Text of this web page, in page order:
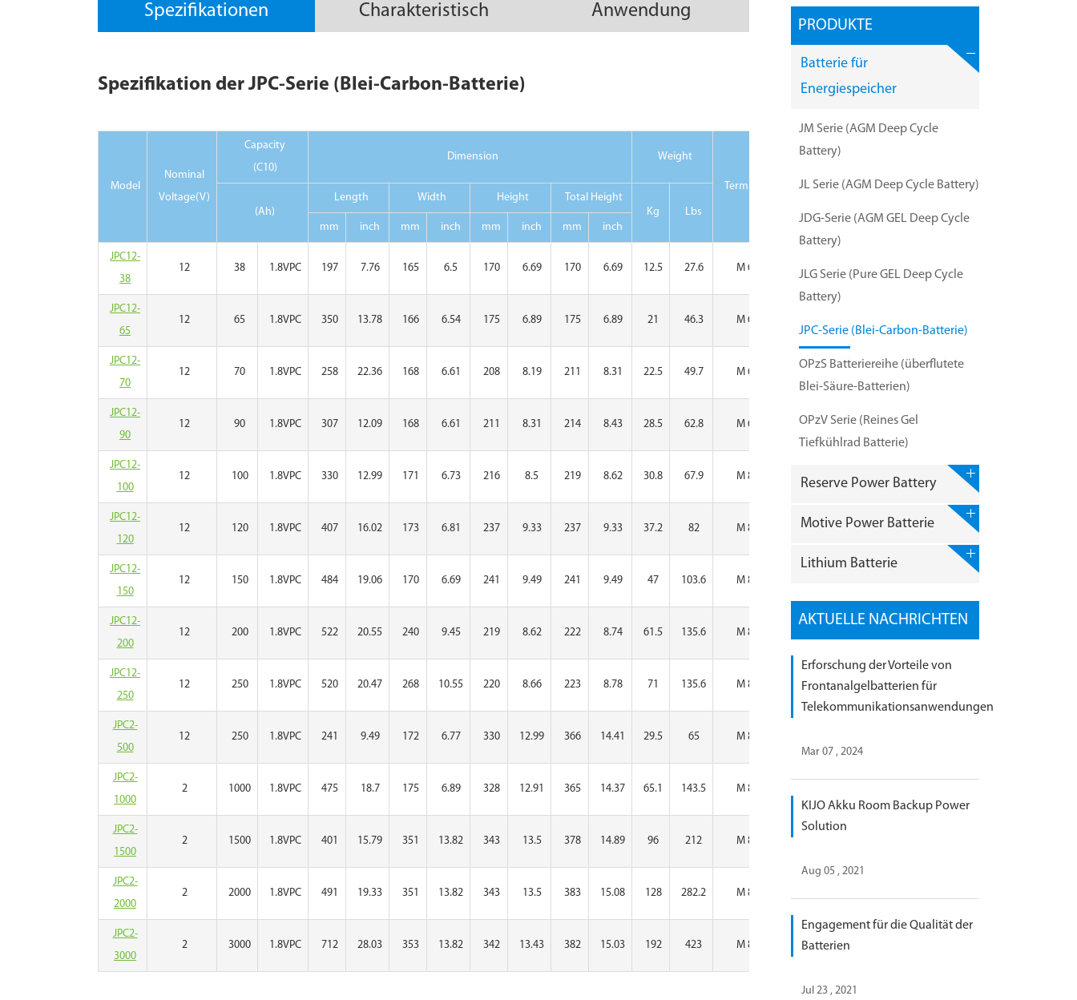
Spezifikationen Charakteristisch Anwendung
Spezifikation der JPC-Serie (Blei-Carbon-Batterie)
Model
Nominal
Voltage(V)
Capacity
(C10)
Dimension Weight
Terminal
(Ah)
Length Width Height
Total Height
Kg
Lbs
mm
inch mm inch mm inch mm inch
JPC12-
38
12 38 1.8VPC 197 7.76 165 6.5 170 6.69 170 6.69 12.5 27.6 M 6
JPC12-
65
12 65 1.8VPC 350 13.78 166 6.54 175 6.89 175 6.89 21 46.3 M 6
JPC12-
70
12 70 1.8VPC 258 22.36 168 6.61 208 8.19 211 8.31 22.5 49.7 M 6
JPC12-
90
12 90 1.8VPC 307 12.09 168 6.61 211 8.31 214 8.43 28.5 62.8 M 6
JPC12-
100
12 100 1.8VPC 330 12.99 171 6.73 216 8.5 219 8.62 30.8 67.9 M 8
JPC12-
120
12 120 1.8VPC 407 16.02 173 6.81 237 9.33 237 9.33 37.2 82 M 8
JPC12-
150
12 150 1.8VPC 484 19.06 170 6.69 241 9.49 241 9.49 47 103.6 M 8
JPC12-
200
12 200 1.8VPC 522 20.55 240 9.45 219 8.62 222 8.74 61.5 135.6 M 8
JPC12-
250
12 250 1.8VPC 520 20.47 268 10.55 220 8.66 223 8.78 71 135.6 M 8
JPC2-
500
12 250 1.8VPC 241 9.49 172 6.77 330 12.99 366 14.41 29.5 65 M 8
JPC2-
1000
2 1000 1.8VPC 475 18.7 175 6.89 328 12.91 365 14.37 65.1 143.5 M 8
JPC2-
1500
2 1500 1.8VPC 401 15.79 351 13.82 343 13.5 378 14.89 96 212 M 8
JPC2-
2000
2 2000 1.8VPC 491 19.33 351 13.82 343 13.5 383 15.08 128 282.2 M 8
JPC2-
3000
2 3000 1.8VPC 712 28.03 353 13.82 342 13.43 382 15.03 192 423 M 8
PRODUKTE
Batterie für
Energiespeicher
JM Serie (AGM Deep Cycle
Battery)
JL Serie (AGM Deep Cycle Battery)
JDG-Serie (AGM GEL Deep Cycle
Battery)
JLG Serie (Pure GEL Deep Cycle
Battery)
JPC-Serie (Blei-Carbon-Batterie)
OPzS Batteriereihe (überflutete
Blei-Säure-Batterien)
OPzV Serie (Reines Gel
Tiefkühlrad Batterie)
Reserve Power Battery
Motive Power Batterie
Lithium Batterie
AKTUELLE NACHRICHTEN
Erforschung der Vorteile von
Frontanalgelbatterien für
Telekommunikationsanwendungen
Mar 07 , 2024
KIJO Akku Room Backup Power
Solution
Aug 05 , 2021
Engagement für die Qualität der
Batterien
Jul 23 , 2021